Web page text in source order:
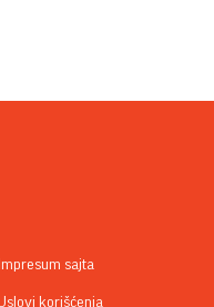
Impresum sajta
korišćenja